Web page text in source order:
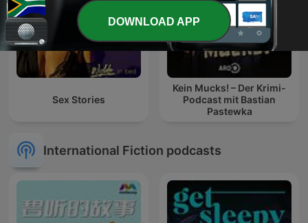
Sex Stories
Kein Mucks! – Der Krimi-
Podcast mit Bastian
Pastewka
International Fiction podcasts
DOWNLOAD APP